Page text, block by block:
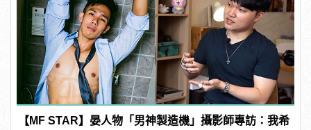
【MF STAR】晏人物「男神製造機」攝影師專訪：我希